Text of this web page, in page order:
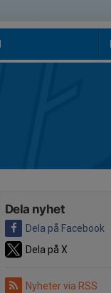
Dela nyhet
Dela på Facebook
Dela på X
Nyheter via RSS